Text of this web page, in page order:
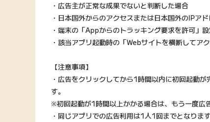
・広告主が正常な成果でないと判断した場合
・日本国外からのアクセスまたは日本国外のIPア
・端末の「Appからのトラッキング要求を許可」
・該当アプリ起動時の「Webサイトを横断してア
【注意事項】
・広告をクリックしてから1時間以内に初回起動
す。
※初回起動が1時間以上かかる場合は、もう一度広
・同じアプリでの広告利用は1人1回までとなり